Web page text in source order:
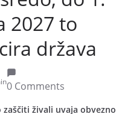
2027 to
država
0 Comments
zaščiti živali uvaja obvezno